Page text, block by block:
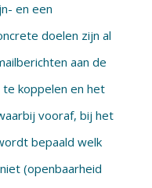
en een
doelen zijn al
aan de
koppelen en het
vooraf, bij het
bepaald welk
(openbaarheid